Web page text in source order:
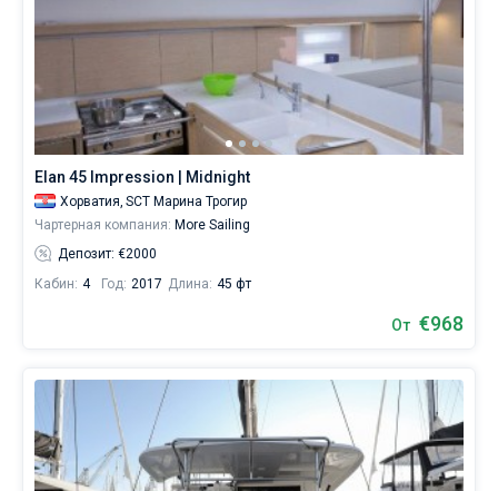
Elan 45 Impression | Midnight
Хорватия, SCT Марина Трогир
Чартерная компания: More Sailing
Депозит: €2000
Кабин: 4 Год: 2017 Длина: 45 фт
От €968